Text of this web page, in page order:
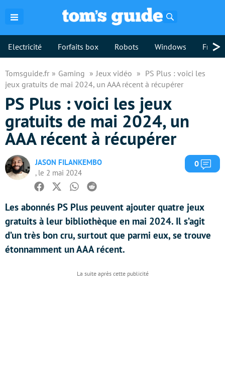
Electricité Forfaits box Robots Windows >
Tomsguide.fr Gaming Jeux vidéo
PS Plus : voici les
jeux gratuits de mai 2024, un AAA récent à récupérer
PS Plus : voici les jeux
gratuits de mai 2024, un
AAA récent à récupérer
JASON FILANKEMBO
, le 2 mai 2024
0
Facebook
TwitterWhatsapp
Reddit
Les abonnés PS Plus peuvent ajouter quatre jeux
gratuits à leur bibliothèque en mai 2024. Il s’agit
d’un très bon cru, surtout que parmi eux, se trouve
étonnamment un AAA récent.